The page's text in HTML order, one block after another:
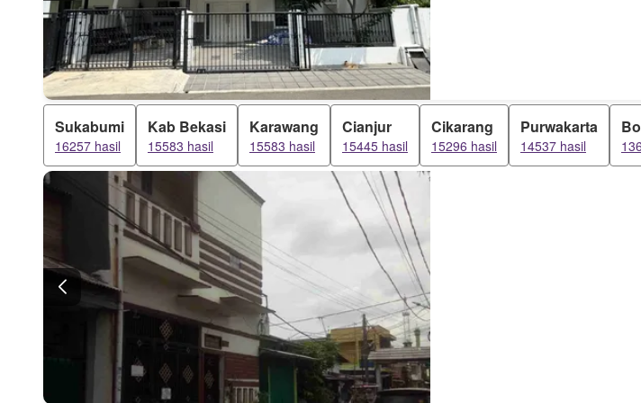
Sukabumi
16257 hasil
Kab Bekasi
15583 hasil
Karawang
15583 hasil
Cianjur
15445 hasil
Cikarang
15296 hasil
Purwakarta
14537 hasil